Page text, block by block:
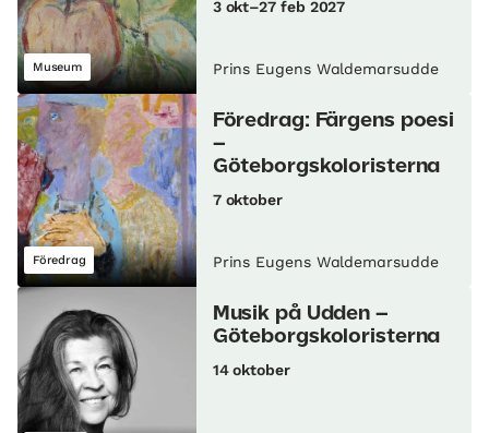
Museum
3 okt–27 feb 2027
Prins Eugens Waldemarsudde
Föredrag
Föredrag: Färgens poesi
–
Göteborgskoloristerna
7 oktober
Prins Eugens Waldemarsudde
Musik på Udden –
Göteborgskoloristerna
14 oktober